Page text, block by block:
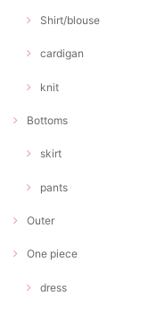
Shirt/blouse
cardigan
knit
Bottoms
skirt
pants
Outer
One piece
dress